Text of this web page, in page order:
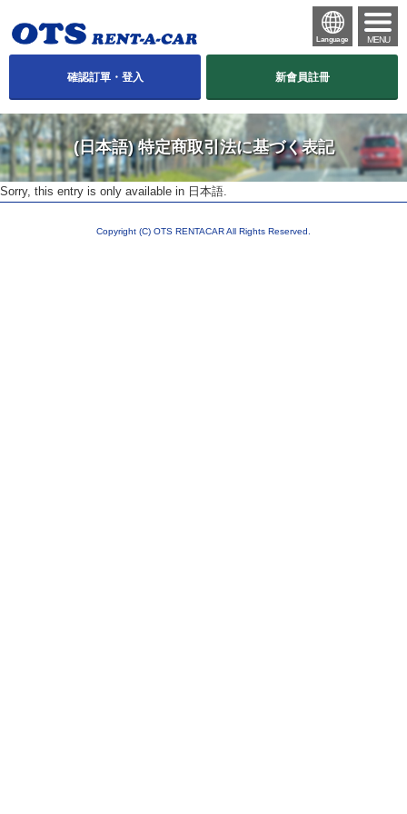
確認訂單・登入 新會員註冊
Language MENU
(日本語) 特定商取引法に基づく表記
Sorry, this entry is only available in 日本語.
Copyright (C) OTS RENTACAR All Rights Reserved.